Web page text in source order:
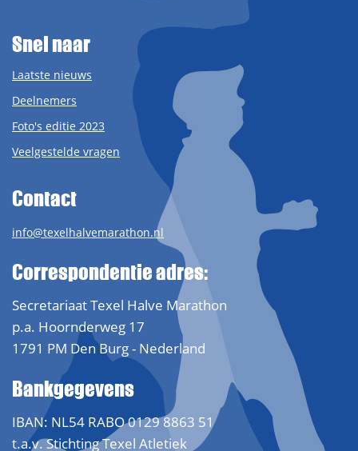
Snel naar
Laatste nieuws
Deelnemers
Foto's editie 2023
Veelgestelde vragen
Contact
info@texelhalvemarathon.nl
Correspondentie adres:
Secretariaat Texel Halve Marathon
p.a. Hoornderweg 17
1791 PM Den Burg - Nederland
Bankgegevens
IBAN: NL54 RABO 0129 8863 51
t.a.v. Stichting Texel Atletiek